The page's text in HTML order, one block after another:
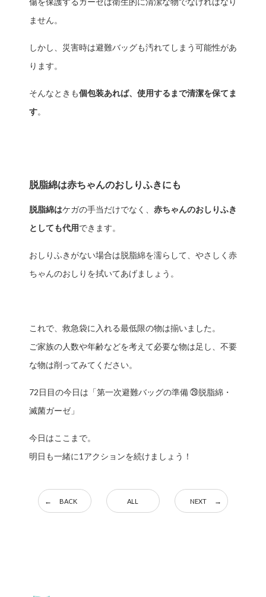
ません。
しかし、災害時は避難バッグも汚れてしまう可能性があ
ります。
そんなときも個包装あれば、使用するまで清潔を保てま
す。
脱脂綿は赤ちゃんのおしりふきにも
脱脂綿はケガの手当だけでなく、 赤ちゃんのおしりふき
としても代用できます。
おしりふきがない場合は脱脂綿を濡らして、やさしく赤
ちゃんのおしりを拭いてあげましょう。
これで、救急袋に入れる最低限の物は揃いました。
ご家族の人数や年齢などを考えて必要な物は足し、不要
な物は削ってみてください。
72日目の今日は「第一次避難バッグの準備 ㉙脱脂綿・
滅菌ガーゼ」
今日はここまで。
明日も一緒に1アクションを続けましょう！
BACK ALL NEXT